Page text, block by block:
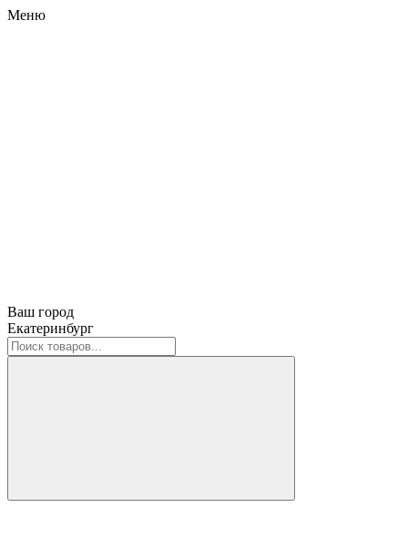
Меню
Ваш город
Екатеринбург